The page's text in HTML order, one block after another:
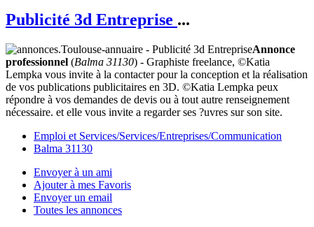
Publicité 3d Entreprise ...
Annonce
professionnel (Balma 31130) - Graphiste freelance, ©Katia
Lempka vous invite à la contacter pour la conception et la réalisation
de vos publications publicitaires en 3D. ©Katia Lempka peux
répondre à vos demandes de devis ou à tout autre renseignement
nécessaire. et elle vous invite a regarder ses ?uvres sur son site.
Emploi et Services/Services/Entreprises/Communication
Balma 31130
Envoyer à un ami
Ajouter à mes Favoris
Envoyer un email
Toutes les annonces